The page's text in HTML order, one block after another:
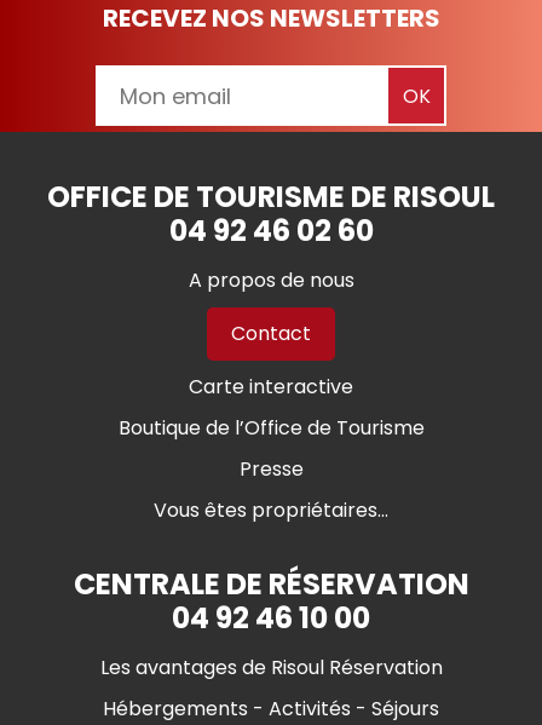
RECEVEZ NOS NEWSLETTERS
OFFICE DE TOURISME DE RISOUL
04 92 46 02 60
A propos de nous
Contact
Carte interactive
Boutique de l’Office de Tourisme
Presse
Vous êtes propriétaires...
CENTRALE DE RÉSERVATION
04 92 46 10 00
Les avantages de Risoul Réservation
Hébergements - Activités - Séjours